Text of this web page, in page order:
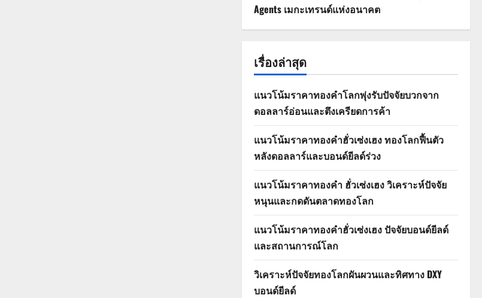
Agents เมกะเทรนด์แห่งอนาคต
เรื่องล่าสุด
แนวโน้มราคาทองคำโลกพุ่งรับปัจจัยบวกจาก
ดอลลาร์อ่อนและตึงเครียดการค้า
แนวโน้มราคาทองคำฮั่วเซ่งเฮง ทองโลกฟื้นตัว
หลังดอลลาร์และบอนด์ยีลด์ร่วง
แนวโน้มราคาทองคำ ฮั่วเซ่งเฮง วิเคราะห์ปัจจัย
หนุนและกดดันตลาดทองโลก
แนวโน้มราคาทองคำฮั่วเซ่งเฮง ปัจจัยบอนด์ยีลด์
และสถานการณ์โลก
วิเคราะห์ปัจจัยทองโลกผันผวนและทิศทาง DXY
บอนด์ยีลด์